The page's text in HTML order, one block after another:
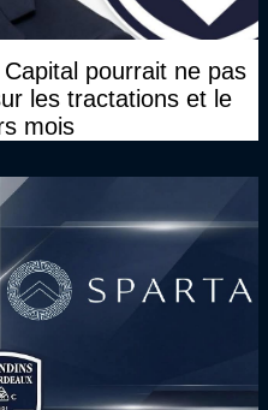
pourrait ne pas
les tractations et le
mois